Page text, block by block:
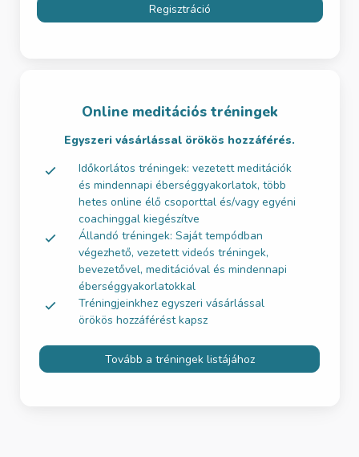
Regisztráció
Online meditációs tréningek
Egyszeri vásárlással örökös hozzáférés.
Időkorlátos tréningek: vezetett meditációk
és mindennapi éberséggyakorlatok, több
hetes online élő csoporttal és/vagy egyéni
coachinggal kiegészítve
Állandó tréningek: Saját tempódban
végezhető, vezetett videós tréningek,
bevezetővel, meditációval és mindennapi
éberséggyakorlatokkal
Tréningjeinkhez egyszeri vásárlással
örökös hozzáférést kapsz
Tovább a tréningek listájához